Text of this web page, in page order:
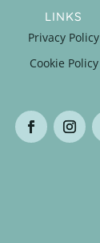
LINKS
Privacy Policy
Cookie Policy